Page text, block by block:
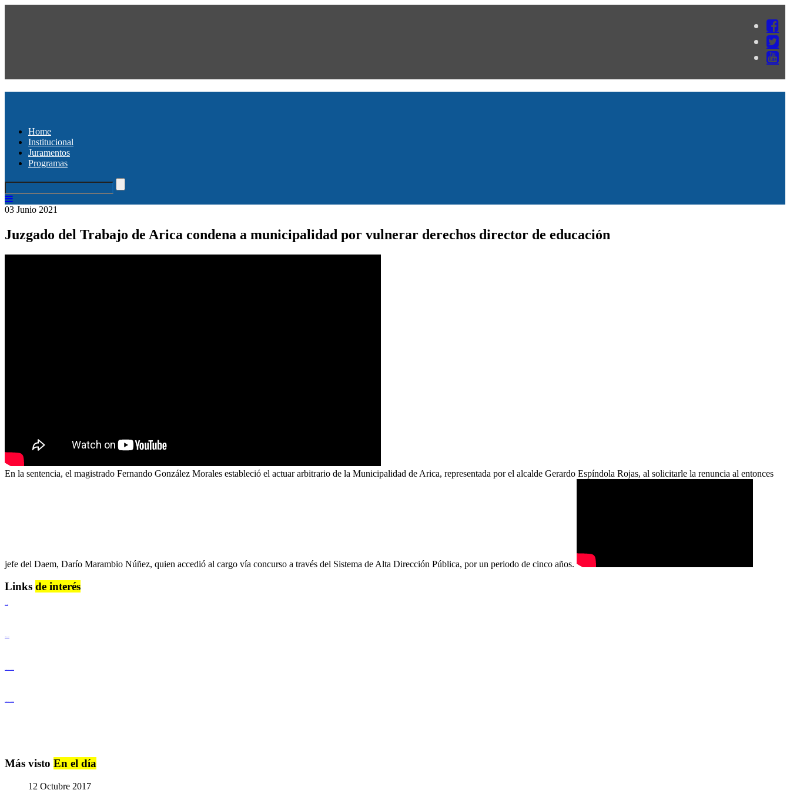
Home
Institucional
Juramentos
Programas
03 Junio 2021
Juzgado del Trabajo de Arica condena a municipalidad por vulnerar derechos director de educación
En la sentencia, el magistrado Fernando González Morales estableció el actuar arbitrario de la Municipalidad de Arica, representada por el alcalde Gerardo Espíndola Rojas, al solicitarle la renuncia al entonces
jefe del Daem, Darío Marambio Núñez, quien accedió al cargo vía concurso a través del Sistema de Alta Dirección Pública, por un periodo de cinco años.
Links de interés
Más visto En el día
12 Octubre 2017